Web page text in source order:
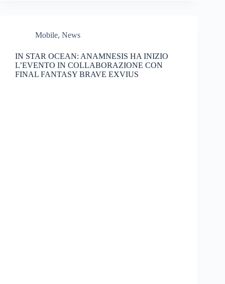
Mobile, News
IN STAR OCEAN: ANAMNESIS HA INIZIO
L’EVENTO IN COLLABORAZIONE CON
FINAL FANTASY BRAVE EXVIUS